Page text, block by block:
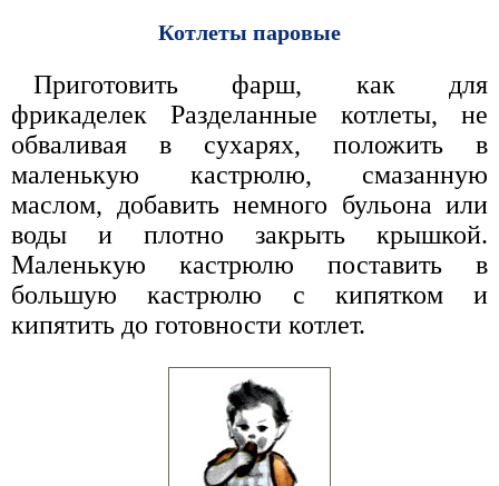
Котлеты паровые
Приготовить фарш, как для
фрикаделек Разделанные котлеты, не
обваливая в сухарях, положить в
маленькую кастрюлю, смазанную
маслом, добавить немного бульона или
воды и плотно закрыть крышкой.
Маленькую кастрюлю поставить в
большую кастрюлю с кипятком и
кипятить до готовности котлет.